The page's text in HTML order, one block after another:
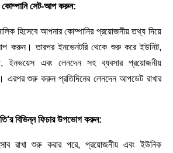
সেট-আপ করুন:
হিসেবে আপনার কোম্পানির প্রয়োজনীয় তথ্য দিয়ে
করুন। তারপর ইনভেনটরি থেকে শুরু করে ইউনিট,
ইনভয়েস এবং লেনদেন সহ ব্যবসার প্রয়োজনীয়
শুরু করুন প্রতিদিনের লেনদেন আপডেট রাখার
বিভিন্ন ফিচার উপভোগ করুন:
রাখা শুরু করার পরে, প্রয়োজনীয় এবং ইউনিক